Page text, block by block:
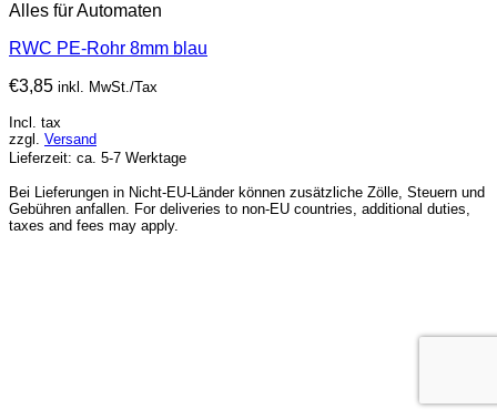
Alles für Automaten
RWC PE-Rohr 8mm blau
€3,85 inkl. MwSt./Tax
Incl. tax
zzgl. Versand
Lieferzeit: ca. 5-7 Werktage
Bei Lieferungen in Nicht-EU-Länder können zusätzliche Zölle, Steuern und
Gebühren anfallen. For deliveries to non-EU countries, additional duties,
taxes and fees may apply.